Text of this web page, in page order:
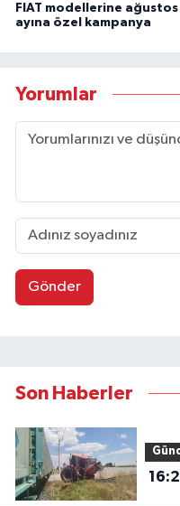
FIAT modellerine ağustos
ayına özel kampanya
Yorumlar
Gönder
Son Haberler